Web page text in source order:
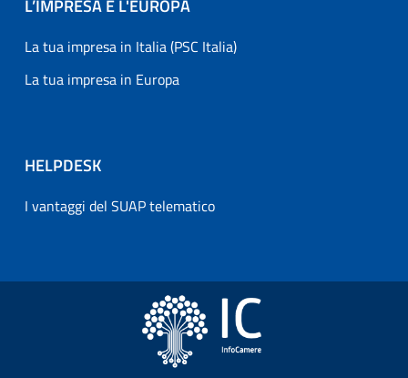
L’IMPRESA E L'EUROPA
La tua impresa in Italia (PSC Italia)
La tua impresa in Europa
HELPDESK
I vantaggi del SUAP telematico